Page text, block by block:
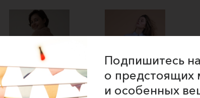
Подпишитесь
о предстоящих
и особенных